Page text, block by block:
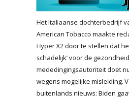
Het Italiaanse dochterbedrijf
American Tobacco maakte
Hyper X2 door te stellen dat
schadelijk’ voor de
mededingingsautoriteit doet
wegens mogelijke misleiding.
buitenlands nieuws: Biden